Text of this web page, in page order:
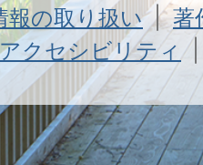
報の取り扱い
著
クセシビリティ